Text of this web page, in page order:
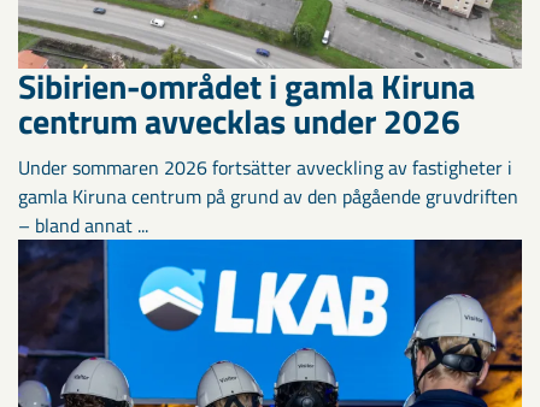
Sibirien-området i gamla Kiruna
centrum avvecklas under 2026
Under sommaren 2026 fortsätter avveckling av fastigheter i
gamla Kiruna centrum på grund av den pågående gruvdriften
– bland annat ...